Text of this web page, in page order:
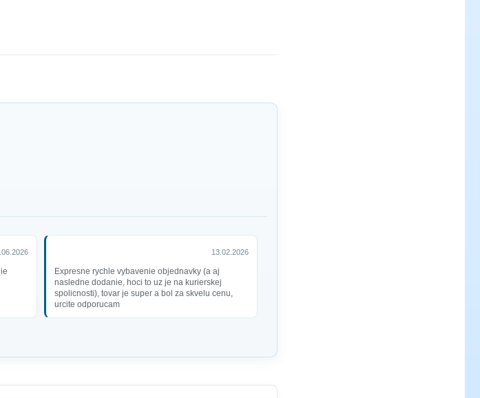
13.02.2026
Expresne rychle vybavenie objednavky (a aj
nasledne dodanie, hoci to uz je na kurierskej
spolicnosti), tovar je super a bol za skvelu cenu,
urcite odporucam